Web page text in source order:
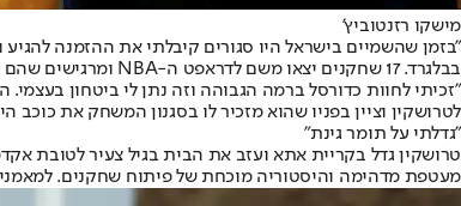
מישקו רזנטוביץ'
"בזמן שהשמיים בישראל היו סגורים קיבלתי את ההזמנה
בבלגרד. 17 שחקנים יצאו משם לדראפט ה-NBA ומרגישים שהם מומחים בפיתוח שחקנים.
"זכיתי לחוות כדורסל ברמה הגבוהה וזה נתן לי ביטחון
לטרושקין וציין בפניו שהוא מזכיר לו בסגנון המשחק את כוכב
"גדלתי על תומר גינת"
טרושקין גדל בקריית אתא ועזב את הבית בגיל צעיר לטובת
מעטפת מדהימה והיסטוריה מוכחת של פיתוח שחקנים.